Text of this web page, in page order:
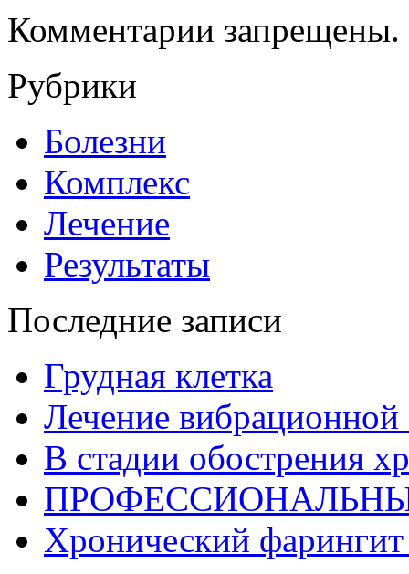
Комментарии запрещены.
Рубрики
Болезни
Комплекс
Лечение
Результаты
Последние записи
Грудная клетка
Лечение вибрационной
В стадии обострения
Хронический фарингит